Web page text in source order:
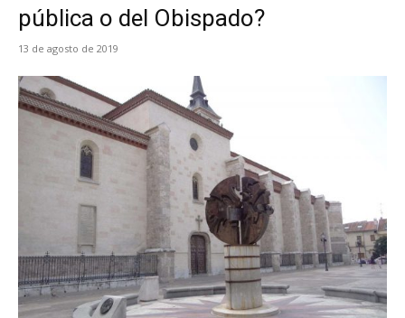
pública o del Obispado?
13 de agosto de 2019